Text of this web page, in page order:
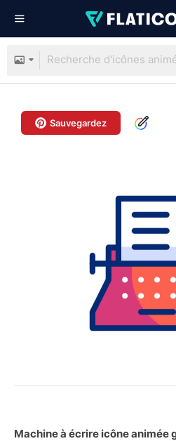
Sauvegardez
Machine à écrire icône animée